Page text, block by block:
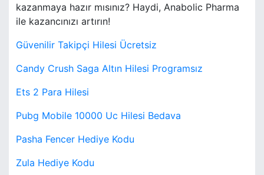
kazanmaya hazır mısınız? Haydi, Anabolic Pharma
ile kazancınızı artırın!
Güvenilir Takipçi Hilesi Ücretsiz
Candy Crush Saga Altın Hilesi Programsız
Ets 2 Para Hilesi
Pubg Mobile 10000 Uc Hilesi Bedava
Pasha Fencer Hediye Kodu
Zula Hediye Kodu